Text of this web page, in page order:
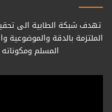
تهدف شبكة الطابية الى تحقيق
الملتزمة بالدقة والموضوعية
المسلم ومكوناته